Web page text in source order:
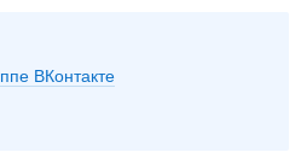
ВКонтакте